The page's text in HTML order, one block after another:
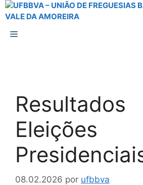
Resultados
Eleições
08.02.2026 por ufbbva